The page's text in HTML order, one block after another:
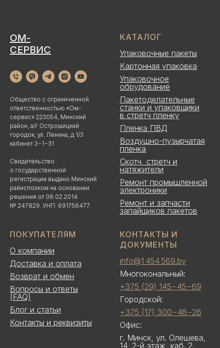
ОМ-
СЕРВИС
Общество с ограниченной
ответственностью «Ом-
сервис» 223054, Минский
район, а/г Острошицкий
городок, ул. Ленина, д 1/3
кабинет 3−1−31
Свидетельство
о государственной
регистрации выдано Минский
райисполком на основании
решения от 06.02.2014
№ 247829. УНП: 691756477.
КАТАЛОГ
Упаковочные пакеты
Картонная упаковка
Упаковочное
обрудование
Пакетоделательные
станки и упаковщики
в стретч пленку
Пленка ПВД
Воздушно-пузырчатая
пленка
Скотч, стретч и
натяжители
Ремонт промышленной
электроники
Ремонт и запчасти
запайщиков пакетов
ПОКУПАТЕЛЯМ
О компании
Доставка и оплата
Возврат и обмен
Вопросы и ответы
(FAQ)
Блог и статьи
Контакты и реквизиты
КОНТАКТЫ И
ДОКУМЕНТЫ
info@1 454 569.by
Многокональный:
+375 (29) 145−45−69
Городской:
+375 (17) 300−48−26
Офис:
г. Минск, ул. Олешева,
14, 2-й этаж, каб. 2.